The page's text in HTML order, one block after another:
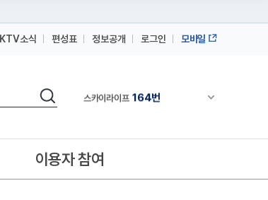
KTV소식 편성표 정보공개 로그인 모바일
검색 채널안내 펼쳐
스카이라이프 164번
스카이라이프 164번
스카이라이프
이용자 참여